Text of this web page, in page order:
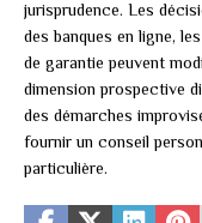
jurisprudence. Les
des banques en ligne,
de garantie peuvent
dimension prospective
des démarches
fournir un conseil
particulière.